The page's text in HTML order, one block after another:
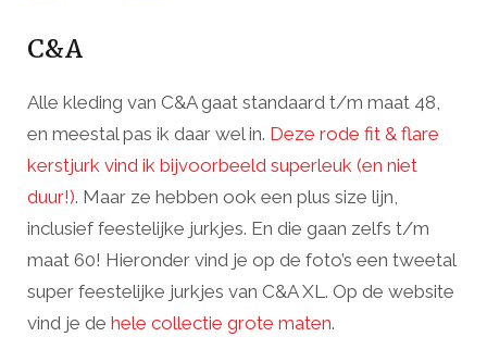
C&A
Alle kleding van C&A gaat standaard t/m maat 48,
en meestal pas ik daar wel in. Deze rode fit & flare
kerstjurk vind ik bijvoorbeeld superleuk (en niet
duur!). Maar ze hebben ook een plus size lijn,
inclusief feestelijke jurkjes. En die gaan zelfs t/m
maat 60! Hieronder vind je op de foto’s een tweetal
super feestelijke jurkjes van C&A XL. Op de website
vind je de hele collectie grote maten.